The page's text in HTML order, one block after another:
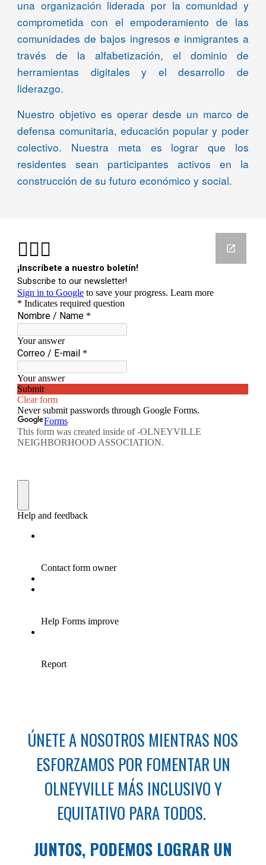
una organización liderada por la comunidad y
comprometida con el empoderamiento de las
comunidades de bajos ingresos e inmigrantes a
través de la alfabetización, el dominio de
herramientas digitales y el desarrollo de
liderazgo.
Nuestro objetivo es operar desde un marco de
defensa comunitaria, educación popular y poder
colectivo. Nuestra meta es lograr que los
residentes sean participantes activos en la
construcción de su futuro económico y social.
ÚNETE A NOSOTROS MIENTRAS NOS
ESFORZAMOS POR FOMENTAR UN
OLNEYVILLE MÁS INCLUSIVO Y
EQUITATIVO PARA TODOS.
JUNTOS, PODEMOS LOGRAR UN